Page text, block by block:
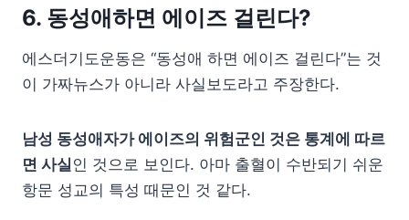
6. 동성애하면 에이즈 걸린다?
에스더기도운동은 “동성애 하면 에이즈 걸린다”는 것
이 가짜뉴스가 아니라 사실보도라고 주장한다.
남성 동성애자가 에이즈의 위험군인 것은 통계에 따르
면 사실 인 것으로 보인다. 아마 출혈이 수반되기 쉬운
항문 성교의 특성 때문인 것 같다.